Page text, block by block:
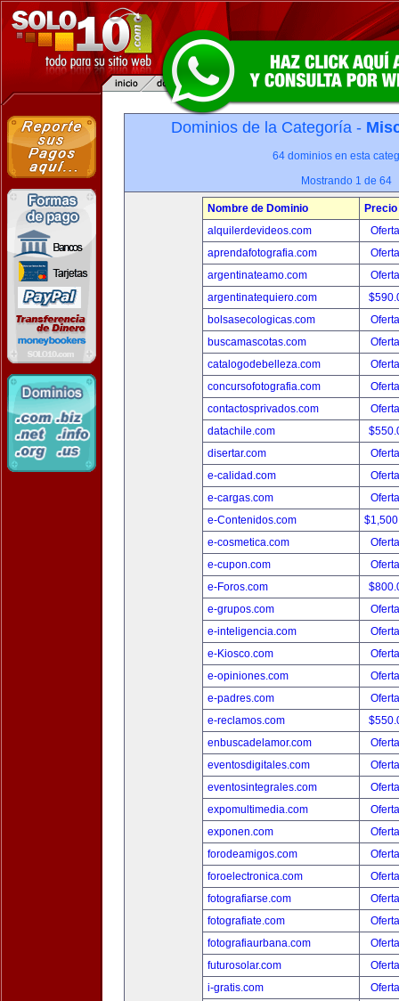
Dominios de la Categoría -
64 dominios en esta
Mostrando 1 de 64
Nombre de Dominio
Precio
alquilerdevideos.com
aprendafotografia.com
argentinateamo.com
argentinatequiero.com
bolsasecologicas.com
buscamascotas.com
catalogodebelleza.com
concursofotografia.com
contactosprivados.com
datachile.com
disertar.com
e-calidad.com
e-cargas.com
e-Contenidos.com
e-cosmetica.com
e-cupon.com
e-Foros.com
e-grupos.com
e-inteligencia.com
e-Kiosco.com
e-opiniones.com
e-padres.com
e-reclamos.com
enbuscadelamor.com
eventosdigitales.com
eventosintegrales.com
expomultimedia.com
exponen.com
forodeamigos.com
foroelectronica.com
fotografiarse.com
fotografiate.com
fotografiaurbana.com
futurosolar.com
i-gratis.com